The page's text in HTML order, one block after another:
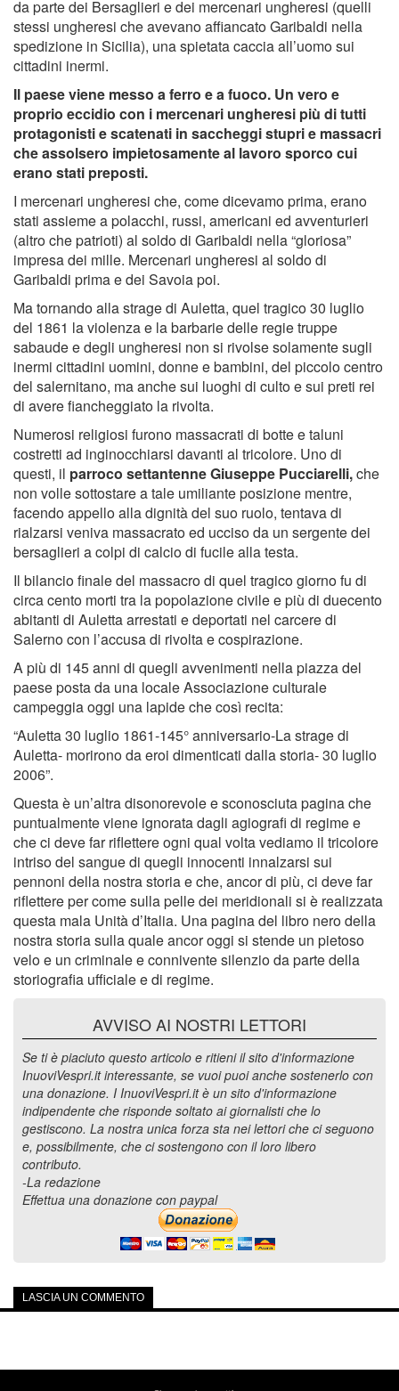
da parte dei Bersaglieri e dei mercenari ungheresi (quelli
stessi ungheresi che avevano affiancato Garibaldi nella
spedizione in Sicilia), una spietata caccia all’uomo sui
cittadini inermi.
Il paese viene messo a ferro e a fuoco. Un vero e
proprio eccidio con i mercenari ungheresi più di tutti
protagonisti e scatenati in saccheggi stupri e massacri
che assolsero impietosamente al lavoro sporco cui
erano stati preposti.
I mercenari ungheresi che, come dicevamo prima, erano
stati assieme a polacchi, russi, americani ed avventurieri
(altro che patrioti) al soldo di Garibaldi nella “gloriosa”
impresa dei mille. Mercenari ungheresi al soldo di
Garibaldi prima e dei Savoia poi.
Ma tornando alla strage di Auletta, quel tragico 30 luglio
del 1861 la violenza e la barbarie delle regie truppe
sabaude e degli ungheresi non si rivolse solamente sugli
inermi cittadini uomini, donne e bambini, del piccolo centro
del salernitano, ma anche sui luoghi di culto e sui preti rei
di avere fiancheggiato la rivolta.
Numerosi religiosi furono massacrati di botte e taluni
costretti ad inginocchiarsi davanti al tricolore. Uno di
questi, il parroco settantenne Giuseppe Pucciarelli,che
non volle sottostare a tale umiliante posizione mentre,
facendo appello alla dignità del suo ruolo, tentava di
rialzarsi veniva massacrato ed ucciso da un sergente dei
bersaglieri a colpi di calcio di fucile alla testa.
Il bilancio finale del massacro di quel tragico giorno fu di
circa cento morti tra la popolazione civile e più di duecento
abitanti di Auletta arrestati e deportati nel carcere di
Salerno con l’accusa di rivolta e cospirazione.
A più di 145 anni di quegli avvenimenti nella piazza del
paese posta da una locale Associazione culturale
campeggia oggi una lapide che così recita:
“Auletta 30 luglio 1861-145° anniversario-La strage di
Auletta- morirono da eroi dimenticati dalla storia- 30 luglio
2006”.
Questa è un’altra disonorevole e sconosciuta pagina che
puntualmente viene ignorata dagli agiografi di regime e
che ci deve far riflettere ogni qual volta vediamo il tricolore
intriso del sangue di quegli innocenti innalzarsi sui
pennoni della nostra storia e che, ancor di più, ci deve far
riflettere per come sulla pelle dei meridionali si è realizzata
questa mala Unità d’Italia. Una pagina del libro nero della
nostra storia sulla quale ancor oggi si stende un pietoso
velo e un criminale e connivente silenzio da parte della
storiografia ufficiale e di regime.
AVVISO AI NOSTRI LETTORI
Se ti è piaciuto questo articolo e ritieni il sito d'informazione
InuoviVespri.it interessante, se vuoi puoi anche sostenerlo con
una donazione. I InuoviVespri.it è un sito d'informazione
indipendente che risponde soltato ai giornalisti che lo
gestiscono. La nostra unica forza sta nei lettori che ci seguono
e, possibilmente, che ci sostengono con il loro libero
contributo.
-La redazione
Effettua una donazione con paypal
LASCIA UN COMMENTO